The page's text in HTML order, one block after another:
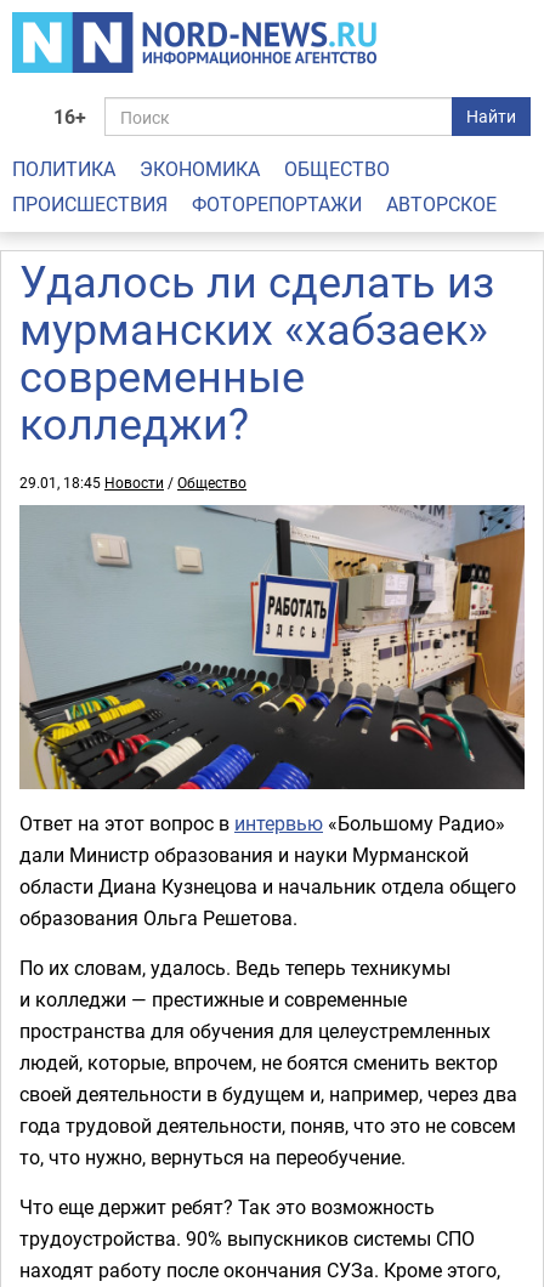
16+ Найти
ПОЛИТИКА ЭКОНОМИКА
ОБЩЕСТВО
ПРОИСШЕСТВИЯ
ФОТОРЕПОРТАЖИ АВТОРСКОЕ
Удалось ли сделать из
мурманских «хабзаек»
современные
колледжи?
29.01, 18:45 Новости /Общество
Ответ на этот вопрос в интервью «Большому Радио»
дали Министр образования и науки Мурманской
области Диана Кузнецова и начальник отдела общего
образования Ольга Решетова.
По их словам, удалось. Ведь теперь техникумы
и колледжи — престижные и современные
пространства для обучения для целеустремленных
людей, которые, впрочем, не боятся сменить вектор
своей деятельности в будущем и, например, через два
года трудовой деятельности, поняв, что это не совсем
то, что нужно, вернуться на переобучение.
Что еще держит ребят? Так это возможность
трудоустройства. 90% выпускников системы СПО
находят работу после окончания СУЗа. Кроме этого,